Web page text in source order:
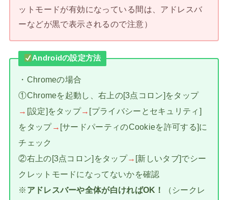
ットモードが有効になっている間は、アドレスバ
ーなどが黒で表示されるので注意）
Androidの設定方法
・Chromeの場合
①Chromeを起動し、右上の[3点コロン]をタップ
→ [設定]をタップ→ [プライバシーとセキュリティ]
をタップ→ [サードパーティのCookieを許可する]に
チェック
②右上の[3点コロン]をタップ→ [新しいタブ]でシー
クレットモードになってないかを確認
※ アドレスバーや全体が白ければOK！
（シークレ